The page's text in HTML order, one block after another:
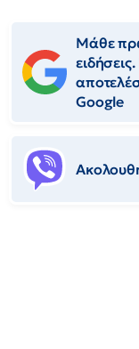
Μάθε
Google